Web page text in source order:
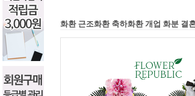
화환 근조화환 축하화환 개업 화분 결